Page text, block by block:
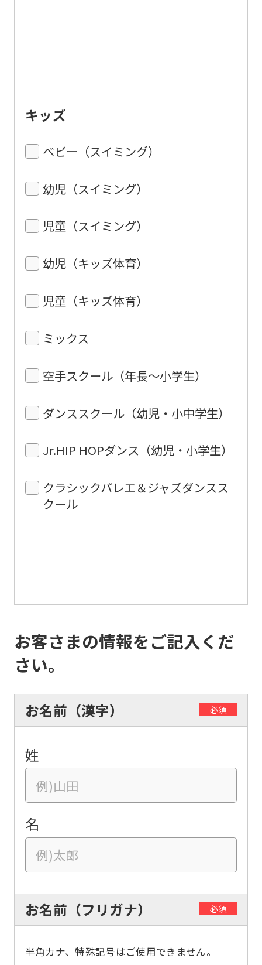
キッズ
ベビー（スイミング）
幼児（スイミング）
児童（スイミング）
幼児（キッズ体育）
児童（キッズ体育）
ミックス
空手スクール（年長〜小学生）
ダンススクール（幼児・小中学生）
Jr.HIP HOPダンス（幼児・小学生）
クラシックバレエ＆ジャズダンスス
クール
お客さまの情報をご記入くだ
さい。
お名前（漢字） 必須
姓
名
お名前（フリガナ） 必須
半角カナ、特殊記号はご使用できません。